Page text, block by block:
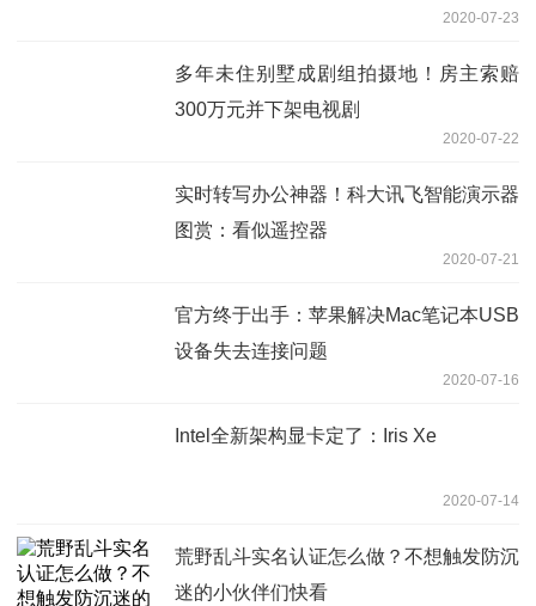
2020-07-23
多年未住别墅成剧组拍摄地！房主索赔
300万元并下架电视剧
2020-07-22
实时转写办公神器！科大讯飞智能演示器
图赏：看似遥控器
2020-07-21
官方终于出手：苹果解决Mac笔记本USB
设备失去连接问题
2020-07-16
Intel全新架构显卡定了：Iris Xe
2020-07-14
荒野乱斗实名认证怎么做？不想触发防沉
迷的小伙伴们快看